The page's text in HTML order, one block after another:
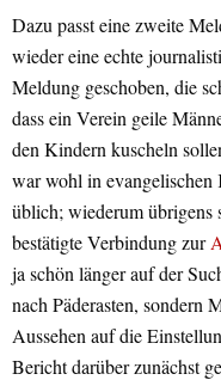
Dazu passt eine zweite
wieder eine echte
Meldung geschoben, die
dass ein Verein geile
den Kindern kuscheln
war wohl in evangelischen
üblich; wiederum übrigens
bestätigte Verbindung zur
ja schön länger auf der
nach Päderasten, sondern
Aussehen auf die
Bericht darüber zunächst